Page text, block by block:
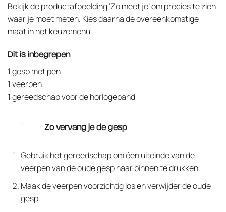
Bekijk de productafbeelding ‘Zo meet je’ om precies te zien
waar je moet meten. Kies daarna de overeenkomstige
maat in het keuzemenu.
Dit is inbegrepen
1 gesp met pen
1 veerpen
1 gereedschap voor de horlogeband
Zo vervang je de gesp
Gebruik het gereedschap om één uiteinde van de
veerpen van de oude gesp naar binnen te drukken.
Maak de veerpen voorzichtig los en verwijder de oude
gesp.